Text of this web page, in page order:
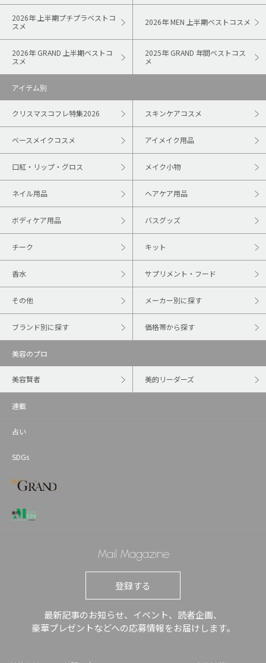
2026年 上半期プチプラベストコ
スメ
2026年 MEN 上半期ベストコスメ
2026年 GRAND 上半期ベストコ
スメ
2025年 GRAND 年間ベストコス
メ
アイテム別
クリスマスコフレ特集2026 スキンケアコスメ
ベースメイクコスメ アイメイク用品
口紅・リップ・グロス メイク小物
ネイル用品 ヘアケア用品
ボディケア用品 バスグッズ
チーク キット
香水 サプリメント・フード
その他 メーカー別に探す
ブランド別に探す 価格帯から探す
美容のプロ
美容賢者 美的リーダーズ
連載
占い
SDGs
Mail Magazine
登録する
最新記事のお知らせ、イベント、読者企画、
豪華プレゼントなどへの応募情報をお届けします。